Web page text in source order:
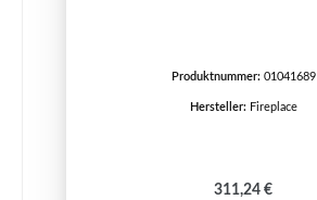
Produktnummer: 01041689
Hersteller: Fireplace
Regulärer Preis:
311,24 €